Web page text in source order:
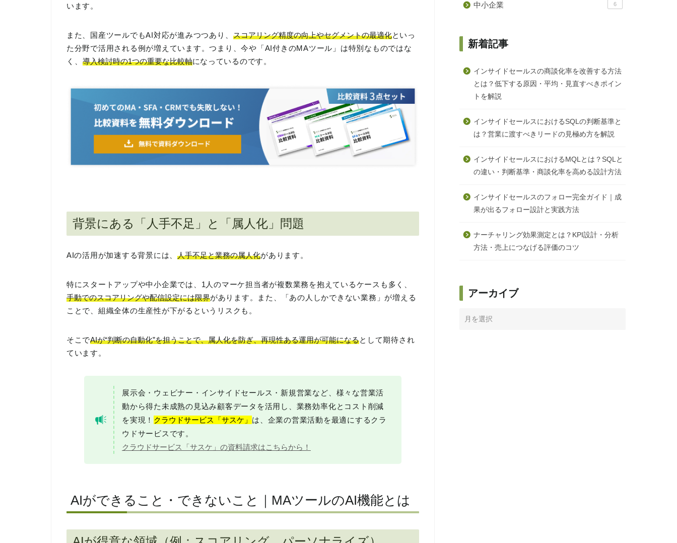
います。
また、国産ツールでもAI対応が進みつつあり、 スコアリング精度の向上やセグメントの最適化といっ
た分野で活用される例が増えています。つまり、今や「AI付きのMAツール」は特別なものではな
く、 導入検討時の1つの重要な比較軸になっているのです。
背景にある「人手不足」と「属人化」問題
AIの活用が加速する背景には、人手不足と業務の属人化があります。
特にスタートアップや中小企業では、1人のマーケ担当者が複数業務を抱えているケースも多く、
手動でのスコアリングや配信設定には限界があります。また、「あの人しかできない業務」が増える
ことで、組織全体の生産性が下がるというリスクも。
そこでAIが“判断の自動化”を担うことで、属人化を防ぎ、再現性ある運用が可能になるとして期待され
ています。
展示会・ウェビナー・インサイドセールス・新規営業など、様々な営業活
動から得た未成熟の見込み顧客データを活用し、業務効率化とコスト削減
を実現！ クラウドサービス「サスケ」 は、企業の営業活動を最適にするクラ
ウドサービスです。
クラウドサービス「サスケ」の資料請求はこちらから！
AIができること・できないこと｜MAツールのAI機能とは
中小企業 6
新着記事
インサイドセールスの商談化率を改善する方法
とは？低下する原因・平均・見直すべきポイン
トを解説
インサイドセールスにおけるSQLの判断基準と
は？営業に渡すべきリードの見極め方を解説
インサイドセールスにおけるMQLとは？SQLと
の違い・判断基準・商談化率を高める設計方法
インサイドセールスのフォロー完全ガイド｜成
果が出るフォロー設計と実践方法
ナーチャリング効果測定とは？KPI設計・分析
方法・売上につなげる評価のコツ
アーカイブ